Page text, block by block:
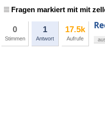
Fragen markiert mit mit
0
Stimmen
1
Antwort
17.5k
Aufrufe